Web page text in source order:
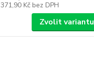
371,90 Kč bez DPH
Zvolit variantu